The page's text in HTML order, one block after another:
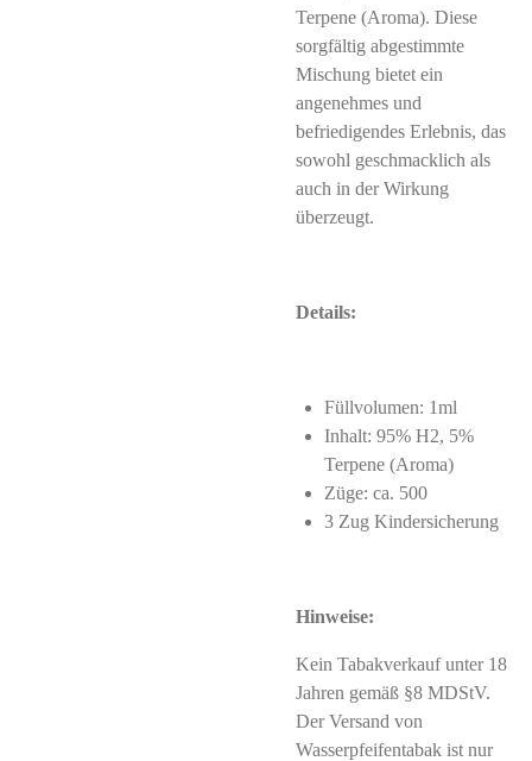
Terpene (Aroma). Diese
sorgfältig abgestimmte
Mischung bietet ein
angenehmes und
befriedigendes Erlebnis, das
sowohl geschmacklich als
auch in der Wirkung
überzeugt.
Details:
Füllvolumen: 1ml
Inhalt: 95% H2, 5%
Terpene (Aroma)
Züge: ca. 500
3 Zug Kindersicherung
Hinweise:
Kein Tabakverkauf unter 18
Jahren gemäß §8 MDStV.
Der Versand von
Wasserpfeifentabak ist nur